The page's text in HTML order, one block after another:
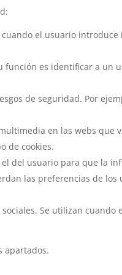
el usuario
función es identificar a un
de seguridad. Por
en las webs que
de cookies.
del usuario para que la
las preferencias de
Se utilizan cuando
apartados.